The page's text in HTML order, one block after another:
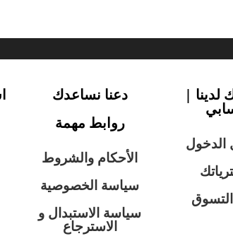
|
الدخول
دعنا نساعدك
روابط مهمة
الأحكام والشروط
سياسة الخصوصية
سياسة الاستبدال و
الاسترجاع